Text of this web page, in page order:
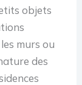
objets
murs ou
des